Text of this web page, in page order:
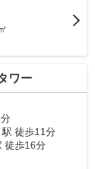
ワー
駅 徒歩11分
徒歩16分